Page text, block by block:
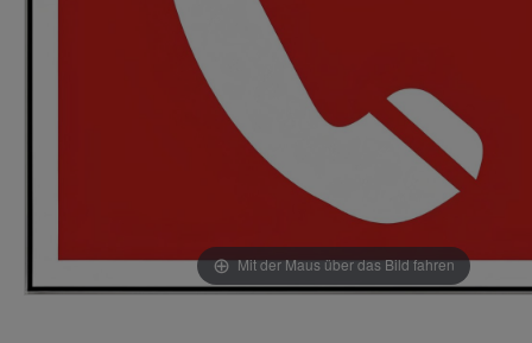
Mit der Maus über das Bild fahren